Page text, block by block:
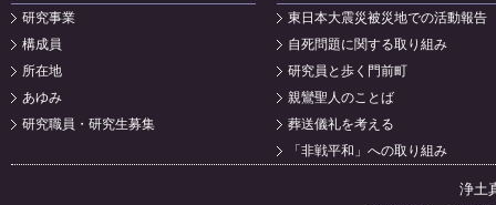
研究事業
構成員
所在地
あゆみ
研究職員・研究生募集
東日本大震災被災地での活動報告
自死問題に関する取り組み
研究員と歩く門前町
親鸞聖人のことば
葬送儀礼を考える
「非戦平和」への取り組み
浄土